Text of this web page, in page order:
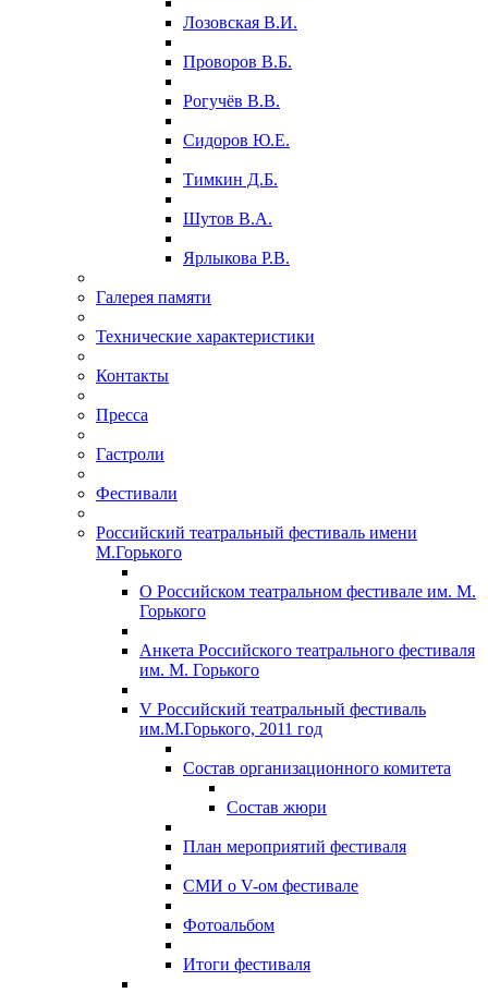
Лозовская В.И.
Проворов В.Б.
Рогучёв В.В.
Сидоров Ю.Е.
Тимкин Д.Б.
Шутов В.А.
Ярлыкова Р.В.
Галерея памяти
Технические характеристики
Контакты
Пресса
Гастроли
Фестивали
Российский театральный фестиваль имени
М.Горького
О Российском театральном фестивале им. М.
Горького
Анкета Российского театрального фестиваля
им. М. Горького
V Российский театральный фестиваль
им.М.Горького, 2011 год
Состав организационного комитета
Состав жюри
План мероприятий фестиваля
СМИ о V-ом фестивале
Фотоальбом
Итоги фестиваля